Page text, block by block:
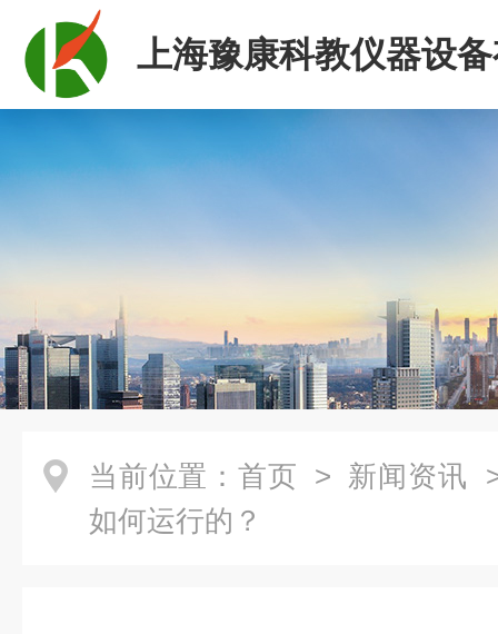
上海豫康科教仪器设
司
当前位置： 首页 > 新闻资讯
如何运行的？